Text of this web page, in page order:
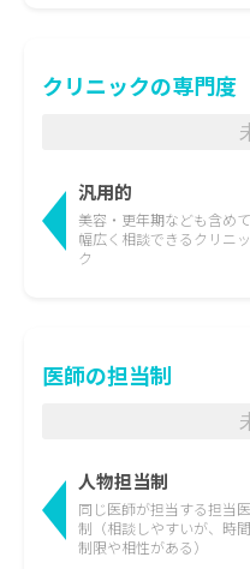
クリニックの専門度
汎用的
美容・更年期なども含めて
幅広く相談できるクリニッ
ク
医師の担当制
人物担当制
同じ医師が担当する担当医
制 （相談しやすいが、時間
制限や相性がある）